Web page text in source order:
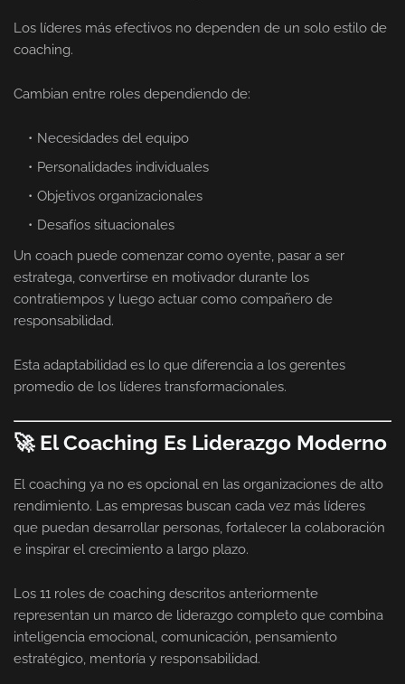
Los líderes más efectivos no dependen de un solo estilo de
coaching.
Cambian entre roles dependiendo de:
Necesidades del equipo
Personalidades individuales
Objetivos organizacionales
Desafíos situacionales
Un coach puede comenzar como oyente, pasar a ser
estratega, convertirse en motivador durante los
contratiempos y luego actuar como compañero de
responsabilidad.
Esta adaptabilidad es lo que diferencia a los gerentes
promedio de los líderes transformacionales.
🚀 El Coaching Es Liderazgo Moderno
El coaching ya no es opcional en las organizaciones de alto
rendimiento. Las empresas buscan cada vez más líderes
que puedan desarrollar personas, fortalecer la colaboración
e inspirar el crecimiento a largo plazo.
Los 11 roles de coaching descritos anteriormente
representan un marco de liderazgo completo que combina
inteligencia emocional, comunicación, pensamiento
estratégico, mentoría y responsabilidad.